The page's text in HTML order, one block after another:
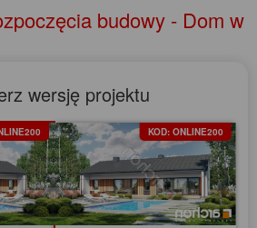
budowy - Dom w
wersję projektu
KOD: ONLINE200